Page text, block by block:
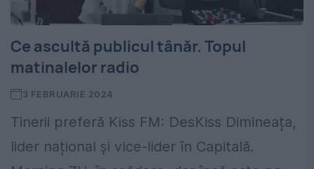
Ce ascultă publicul tânăr. Topul
matinalelor radio
3 FEBRUARIE 2024
Tinerii preferă Kiss FM: DesKiss Dimineața,
lider național și vice-lider în Capitală.